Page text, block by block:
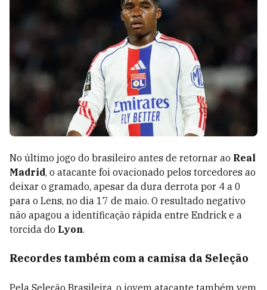
No último jogo do brasileiro antes de retornar ao Real
Madrid, o atacante foi ovacionado pelos torcedores ao
deixar o gramado, apesar da dura derrota por 4 a 0
para o Lens, no dia 17 de maio. O resultado negativo
não apagou a identificação rápida entre Endrick e a
torcida do Lyon.
Recordes também com a camisa da Seleção
Pela Seleção Brasileira, o jovem atacante também vem